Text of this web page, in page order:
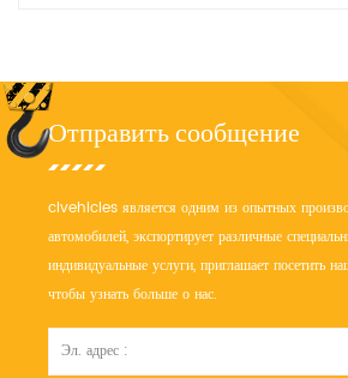
Отправить сообщение
clvehicles является одним из опытных
автомобилей, экспортирует различные
индивидуальные услуги, приглашает посетить
чтобы узнать больше о нас.